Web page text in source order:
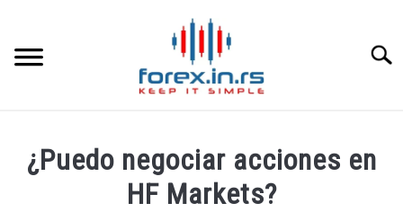
content
HOME ESPAÑOLA
¿Puedo negociar acciones en
HF Markets?